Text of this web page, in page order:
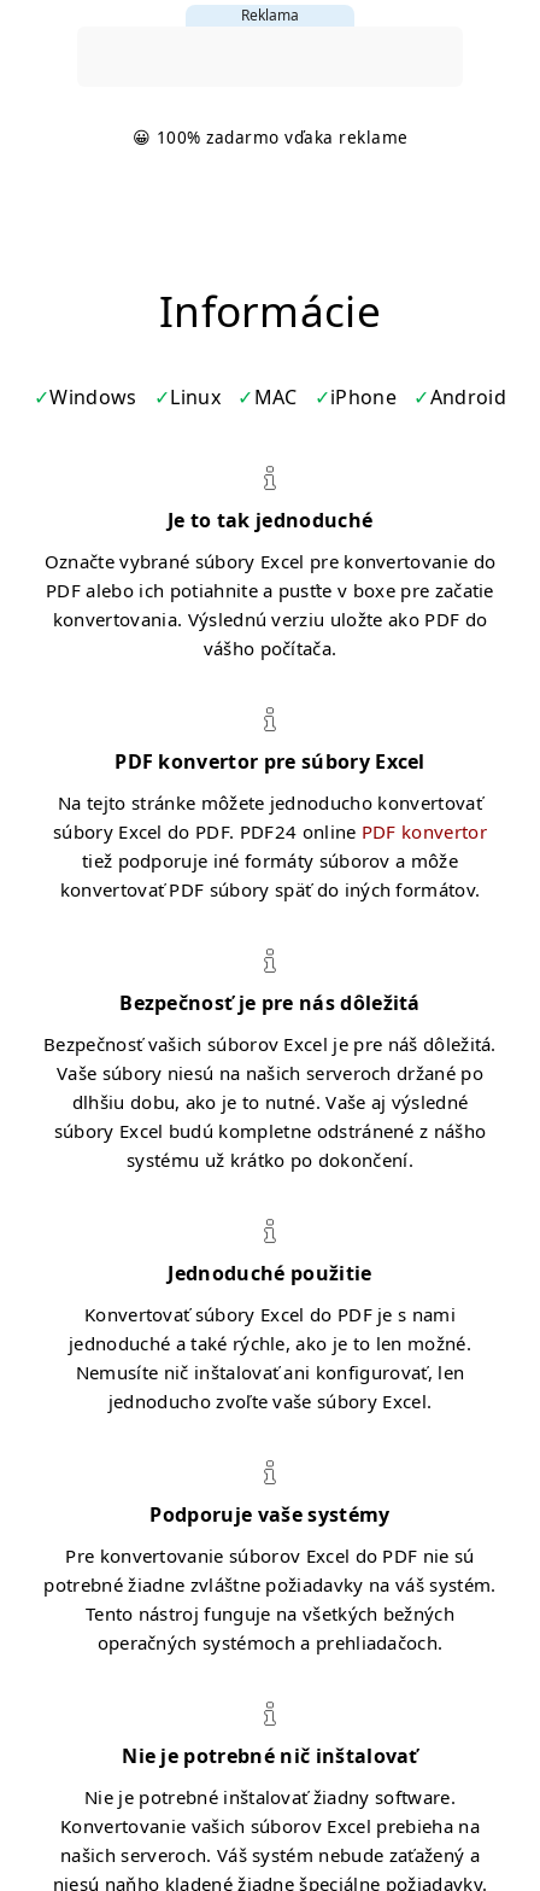
Reklama
😀 100% zadarmo vďaka reklame
Informácie
Windows Linux MAC iPhone Android
Je to tak jednoduché
Označte vybrané súbory Excel pre konvertovanie do
PDF alebo ich potiahnite a pusťte v boxe pre začatie
konvertovania. Výslednú verziu uložte ako PDF do
vášho počítača.
PDF konvertor pre súbory Excel
Na tejto stránke môžete jednoducho konvertovať
súbory Excel do PDF. PDF24 online PDF konvertor
tiež podporuje iné formáty súborov a môže
konvertovať PDF súbory späť do iných formátov.
Bezpečnosť je pre nás dôležitá
Bezpečnosť vašich súborov Excel je pre náš dôležitá.
Vaše súbory niesú na našich serveroch držané po
dlhšiu dobu, ako je to nutné. Vaše aj výsledné
súbory Excel budú kompletne odstránené z nášho
systému už krátko po dokončení.
Jednoduché použitie
Konvertovať súbory Excel do PDF je s nami
jednoduché a také rýchle, ako je to len možné.
Nemusíte nič inštalovať ani konfigurovať, len
jednoducho zvoľte vaše súbory Excel.
Podporuje vaše systémy
Pre konvertovanie súborov Excel do PDF nie sú
potrebné žiadne zvláštne požiadavky na váš systém.
Tento nástroj funguje na všetkých bežných
operačných systémoch a prehliadačoch.
Nie je potrebné nič inštalovať
Nie je potrebné inštalovať žiadny software.
Konvertovanie vašich súborov Excel prebieha na
našich serveroch. Váš systém nebude zaťažený a
niesú naňho kladené žiadne špeciálne požiadavky.